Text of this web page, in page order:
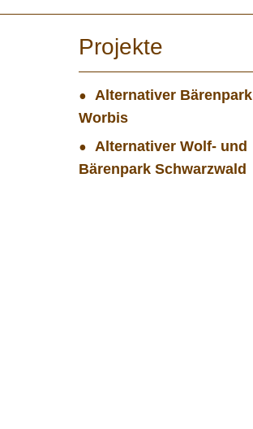
Projekte
Alternativer Bärenpark
Worbis
Alternativer Wolf- und
Bärenpark Schwarzwald